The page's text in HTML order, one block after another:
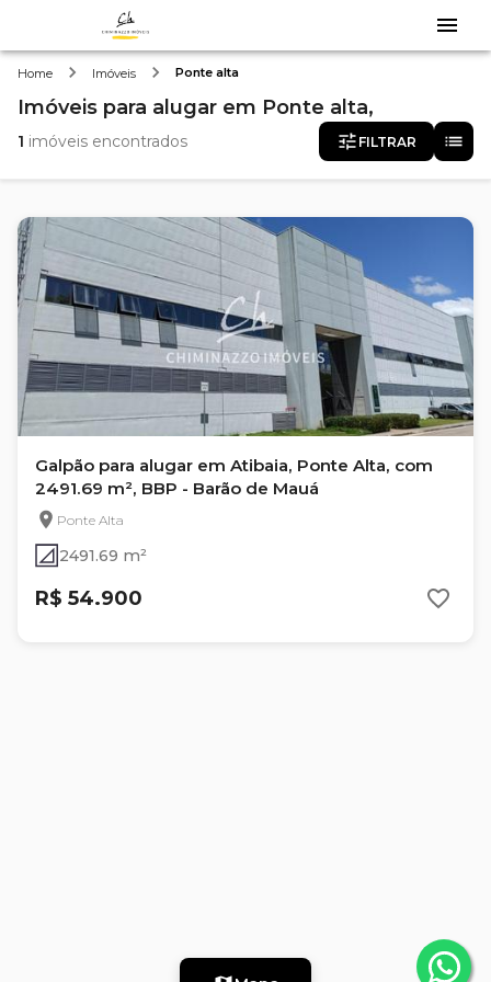
Home Imóveis Ponte alta
Imóveis para alugar em Ponte alta,
1 imóveis encontrados FILTRAR
Galpão para alugar em Atibaia, Ponte Alta, com
2491.69 m², BBP - Barão de Mauá
Ponte Alta
2491.69 m²
R$ 54.900